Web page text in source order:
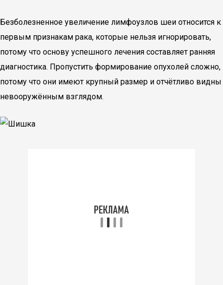
Безболезненное увеличение лимфоузлов шеи относится к
первым признакам рака, которые нельзя игнорировать,
потому что основу успешного лечения составляет ранняя
диагностика. Пропустить формирование опухолей сложно,
потому что они имеют крупный размер и отчётливо видны
невооружённым взглядом.